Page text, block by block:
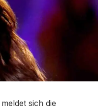
sich die